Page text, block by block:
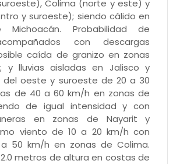
Colima (norte y este) y
y suroeste); siendo cálido en
Probabilidad de
con descargas
caída de granizo en zonas
y lluvias aisladas en Jalisco y
del oeste y suroeste de 20 a 30
de 40 a 60 km/h en zonas de
de igual intensidad y con
en zonas de Nayarit y
viento de 10 a 20 km/h con
50 km/h en zonas de Colima.
2.0 metros de altura en costas de